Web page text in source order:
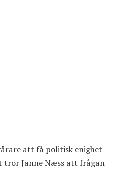
att få politisk enighet
tror Janne Næss att frågan